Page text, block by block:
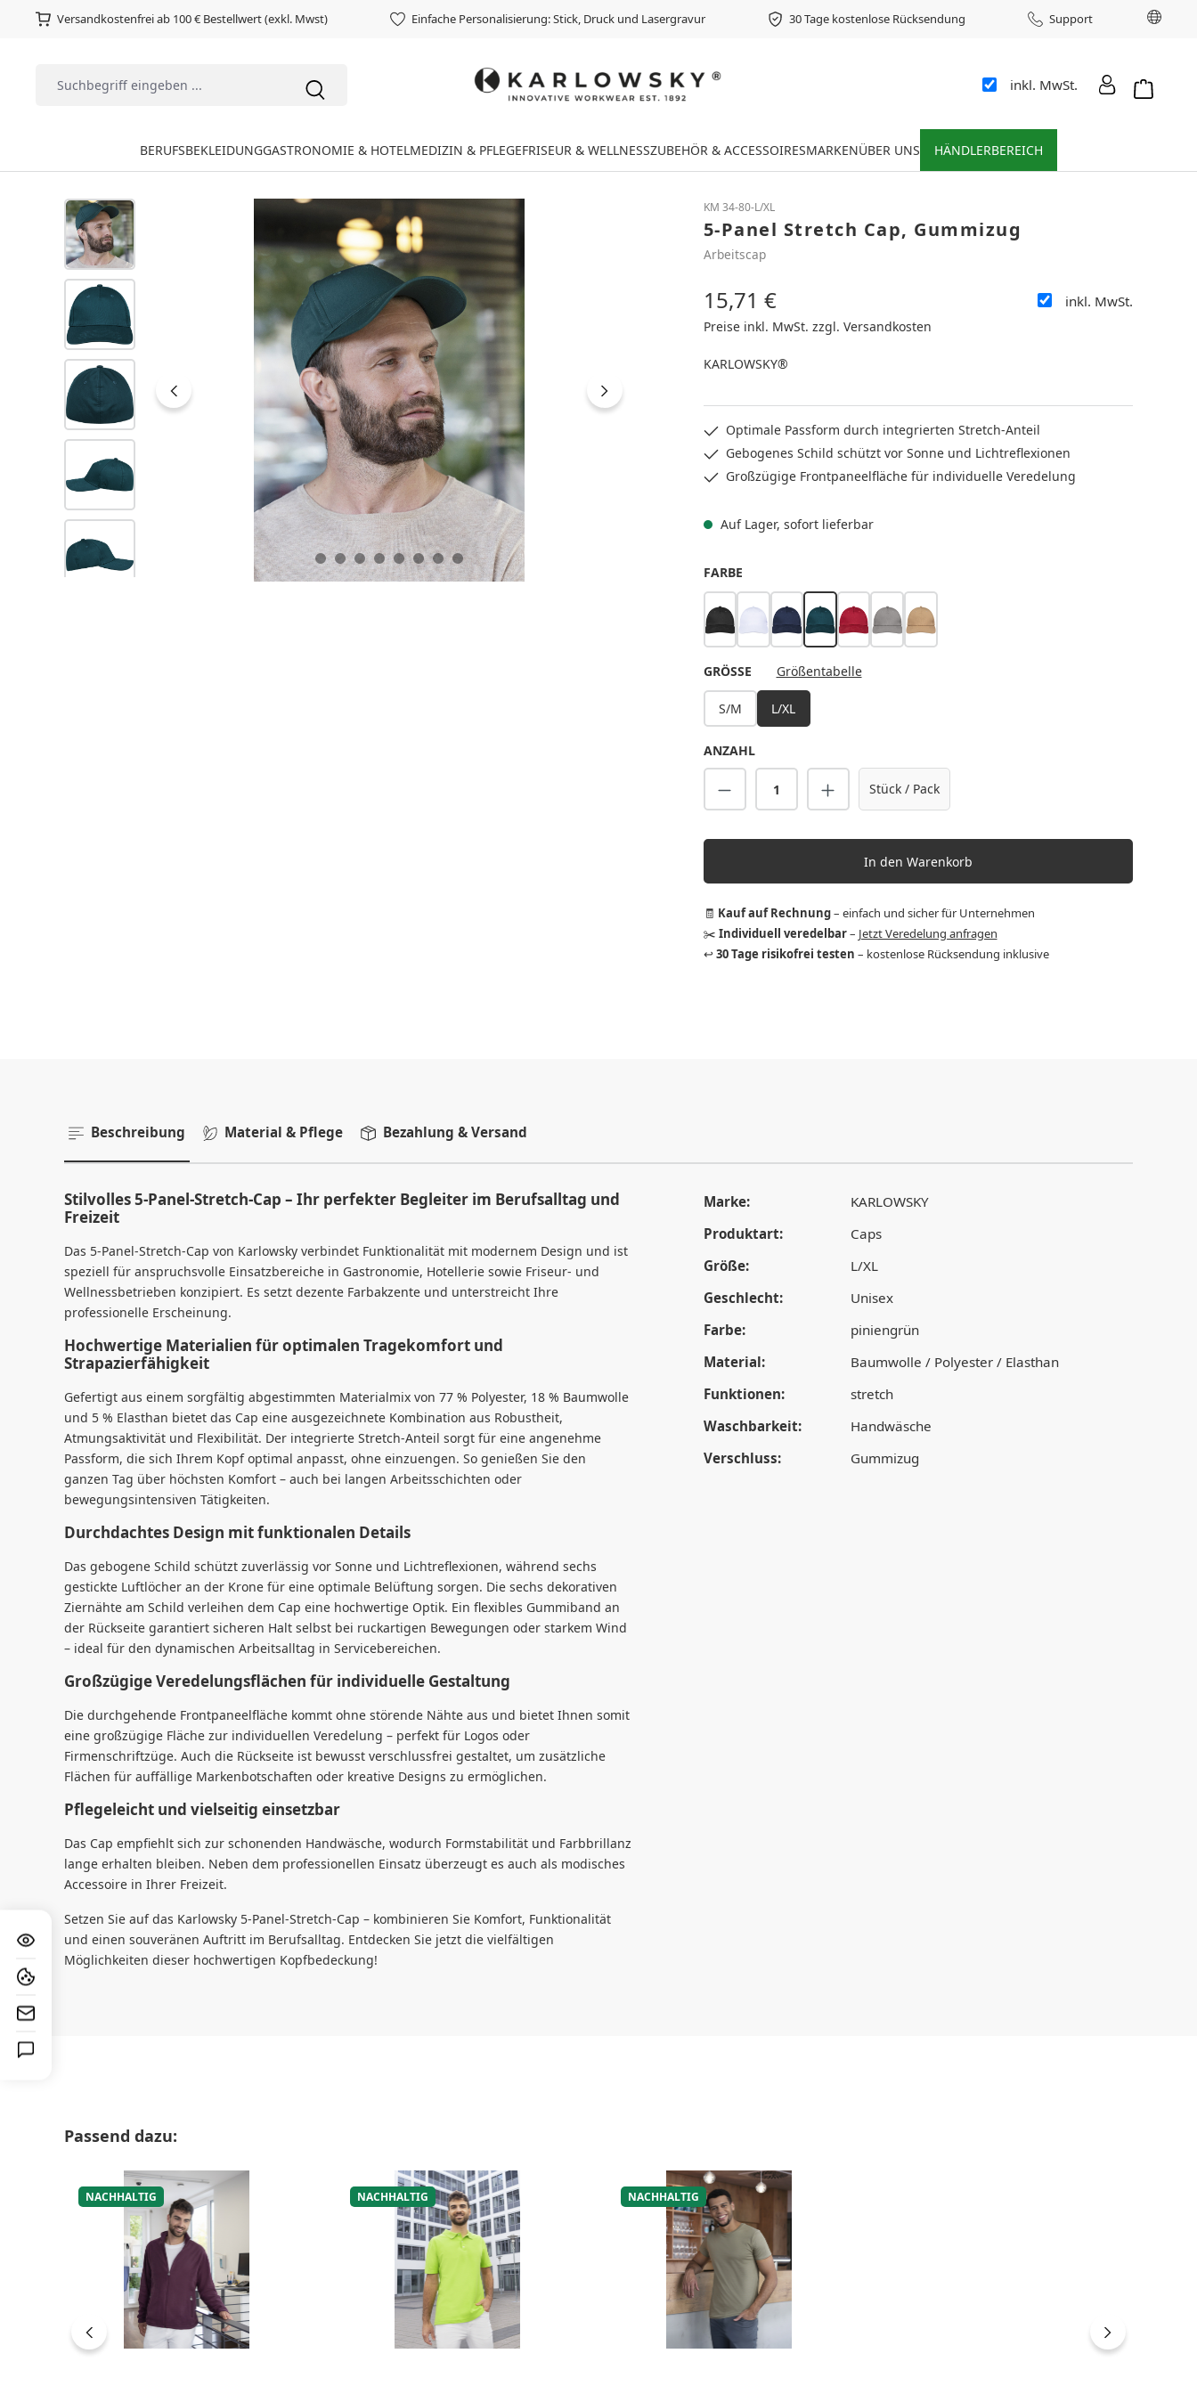
Versandkostenfrei ab 100 € Bestellwert (exkl. Mwst) Einfache Personalisierung: Stick, Druck und Lasergravur 30 Tage kostenlose Rücksendung Support
inkl. MwSt.
BERUFSBEKLEIDUNGGASTRONOMIE & HOTELMEDIZIN & PFLEGEFRISEUR & WELLNESSZUBEHÖR & ACCESSOIRESMARKENÜBER UNS HÄNDLERBEREICH
Bildergalerie überspringen KM 34-80-L/XL
5-Panel Stretch Cap, Gummizug
Arbeitscap
Regulärer Preis:
15,71 € inkl. MwSt.
Preise inkl. MwSt. zzgl. Versandkosten
KARLOWSKY®
Optimale Passform durch integrierten Stretch-Anteil
Gebogenes Schild schützt vor Sonne und Lichtreflexionen
Großzügige Frontpaneelfläche für individuelle Veredelung
Auf Lager, sofort lieferbar
FARBEAUSWÄHLEN
schwarzweiß marinepiniengrün
bordeauxbasaltgrau
sand
GRÖSSE AUSWÄHLEN
Größentabelle
S/M L/XL
ANZAHL
Produkt Anzahl: Gib den gewünschten Wert
Stück / Pack
In den Warenkorb
🧾 Kauf auf Rechnung– einfach und sicher für Unternehmen
✂️ Individuell veredelbar– Jetzt Veredelung anfragen
↩️ 30 Tage risikofrei testen – kostenlose Rücksendung inklusive
Beschreibung Material & Pflege Bezahlung & Versand
Stilvolles 5-Panel-Stretch-Cap – Ihr perfekter Begleiter im Berufsalltag und
Freizeit
Das 5-Panel-Stretch-Cap von Karlowsky verbindet Funktionalität mit modernem Design und ist
speziell für anspruchsvolle Einsatzbereiche in Gastronomie, Hotellerie sowie Friseur- und
Wellnessbetrieben konzipiert. Es setzt dezente Farbakzente und unterstreicht Ihre
professionelle Erscheinung.
Hochwertige Materialien für optimalen Tragekomfort und
Strapazierfähigkeit
Gefertigt aus einem sorgfältig abgestimmten Materialmix von 77 % Polyester, 18 % Baumwolle
und 5 % Elasthan bietet das Cap eine ausgezeichnete Kombination aus Robustheit,
Atmungsaktivität und Flexibilität. Der integrierte Stretch-Anteil sorgt für eine angenehme
Passform, die sich Ihrem Kopf optimal anpasst, ohne einzuengen. So genießen Sie den
ganzen Tag über höchsten Komfort – auch bei langen Arbeitsschichten oder
bewegungsintensiven Tätigkeiten.
Durchdachtes Design mit funktionalen Details
Das gebogene Schild schützt zuverlässig vor Sonne und Lichtreflexionen, während sechs
gestickte Luftlöcher an der Krone für eine optimale Belüftung sorgen. Die sechs dekorativen
Ziernähte am Schild verleihen dem Cap eine hochwertige Optik. Ein flexibles Gummiband an
der Rückseite garantiert sicheren Halt selbst bei ruckartigen Bewegungen oder starkem Wind
– ideal für den dynamischen Arbeitsalltag in Servicebereichen.
Großzügige Veredelungsflächen für individuelle Gestaltung
Die durchgehende Frontpaneelfläche kommt ohne störende Nähte aus und bietet Ihnen somit
eine großzügige Fläche zur individuellen Veredelung – perfekt für Logos oder
Firmenschriftzüge. Auch die Rückseite ist bewusst verschlussfrei gestaltet, um zusätzliche
Flächen für auffällige Markenbotschaften oder kreative Designs zu ermöglichen.
Pflegeleicht und vielseitig einsetzbar
Das Cap empfiehlt sich zur schonenden Handwäsche, wodurch Formstabilität und Farbbrillanz
lange erhalten bleiben. Neben dem professionellen Einsatz überzeugt es auch als modisches
Accessoire in Ihrer Freizeit.
Setzen Sie auf das Karlowsky 5-Panel-Stretch-Cap – kombinieren Sie Komfort, Funktionalität
und einen souveränen Auftritt im Berufsalltag. Entdecken Sie jetzt die vielfältigen
Möglichkeiten dieser hochwertigen Kopfbedeckung!
Marke:
KARLOWSKY
Produktart:
Caps
Größe:
L/XL
Geschlecht:
Unisex
Farbe:
piniengrün
Material:
Baumwolle / Polyester / Elasthan
Funktionen:
stretch
Waschbarkeit:
Handwäsche
Verschluss:
Gummizug
Produktgalerie überspringen
Passend dazu:
NACHHALTIG NACHHALTIG NACHHALTIG